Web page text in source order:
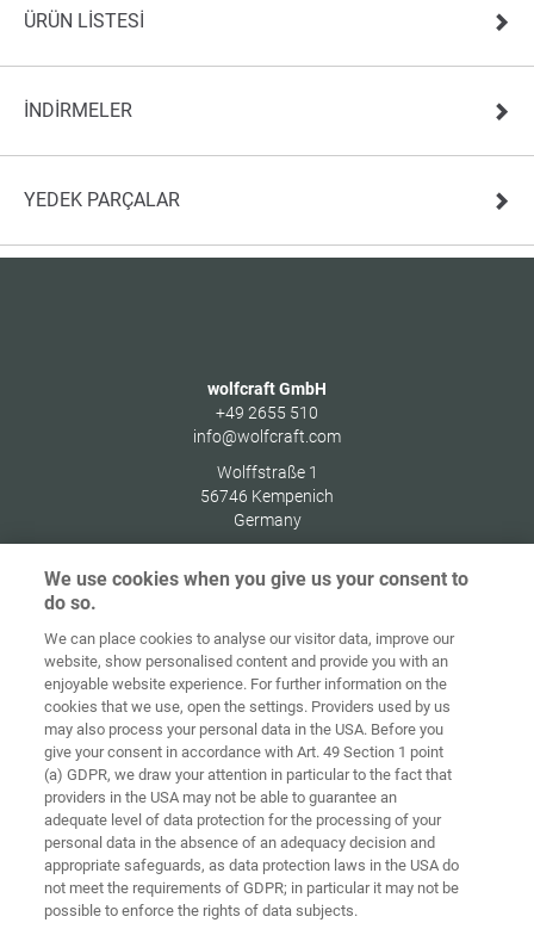
ÜRÜN LISTESI
İNDIRMELER
YEDEK PARÇALAR
wolfcraft GmbH
+49 2655 510
info@wolfcraft.com
Wolffstraße 1
56746 Kempenich
Germany
Ana sayfa İletişim Künye Gizlilik
Koşulları
Çerez
yönetmelikleri Giriş
Accessibility
Statement
Çerez ayarları
We use cookies when you give us your consent to
do so.
We can place cookies to analyse our visitor data, improve our
website, show personalised content and provide you with an
enjoyable website experience. For further information on the
cookies that we use, open the settings. Providers used by us
may also process your personal data in the USA. Before you
give your consent in accordance with Art. 49 Section 1 point
(a) GDPR, we draw your attention in particular to the fact that
providers in the USA may not be able to guarantee an
adequate level of data protection for the processing of your
personal data in the absence of an adequacy decision and
appropriate safeguards, as data protection laws in the USA do
not meet the requirements of GDPR; in particular it may not be
possible to enforce the rights of data subjects.